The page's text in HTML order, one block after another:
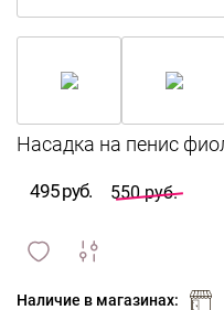
495 руб. 550 руб.
и
Наличие в магазинах: